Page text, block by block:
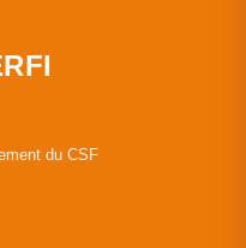
du CSF